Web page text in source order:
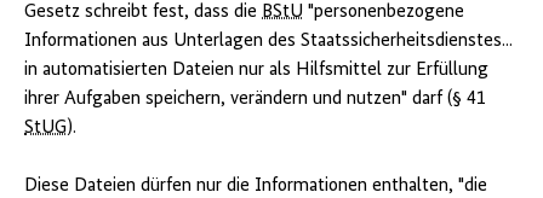
Gesetz schreibt fest, dass die BStU "personenbezogene
Informationen aus Unterlagen des Staatssicherheitsdienstes...
in automatisierten Dateien nur als Hilfsmittel zur Erfüllung
ihrer Aufgaben speichern, verändern und nutzen" darf (§ 41
StUG).
Diese Dateien dürfen nur die Informationen enthalten, "die